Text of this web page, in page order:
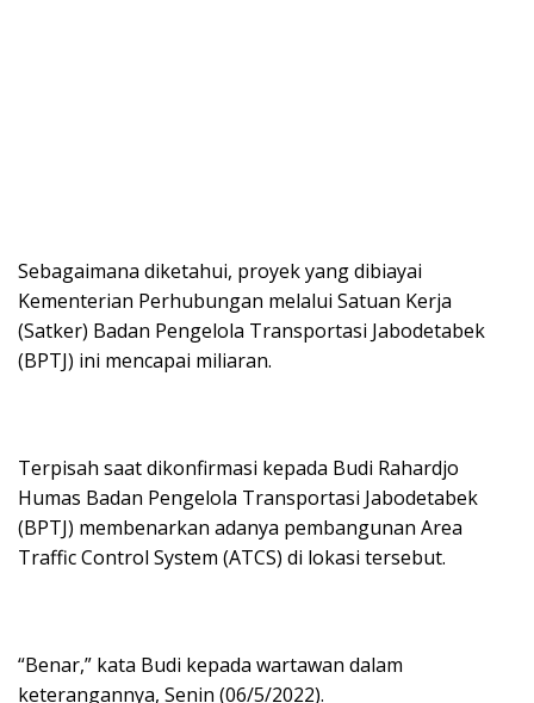
Sebagaimana diketahui, proyek yang dibiayai
Kementerian Perhubungan melalui Satuan Kerja
(Satker) Badan Pengelola Transportasi Jabodetabek
(BPTJ) ini mencapai miliaran.
Terpisah saat dikonfirmasi kepada Budi Rahardjo
Humas Badan Pengelola Transportasi Jabodetabek
(BPTJ) membenarkan adanya pembangunan Area
Traffic Control System (ATCS) di lokasi tersebut.
“Benar,” kata Budi kepada wartawan dalam
keterangannya, Senin (06/5/2022).